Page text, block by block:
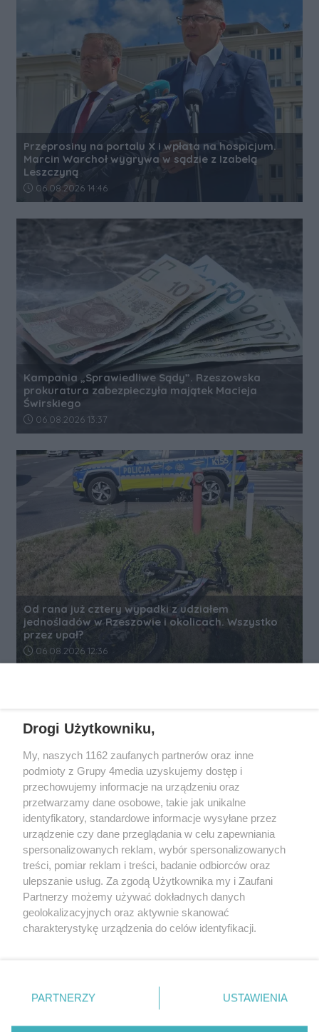
Przeprosiny na portalu X i wpłata na hospicjum.
Marcin Warchoł wygrywa w sądzie z Izabelą
Leszczyną
Data dodania artykułu:
06.08.2026 14:46
Kampania „Sprawiedliwe Sądy”. Rzeszowska
prokuratura zabezpieczyła majątek Macieja
Świrskiego
Data dodania artykułu:
06.08.2026 13:37
Od rana już cztery wypadki z udziałem
jednośladów w Rzeszowie i okolicach. Wszystko
przez upał?
Data dodania artykułu:
06.08.2026 12:36
Wydawcą rzeszow-info.pljest:
FUNDACJA MEDIÓW NIEZALEŻNYCH LIBERTAS
ul. Kopernika 10, 35-002 Rzeszów
e-mail:redakcja@rzeszow-info.pl
Zasady dodawania i publikacji komentarzy
Drogi Użytkowniku,
My, naszych 1162 zaufanych partnerów oraz inne
podmioty z Grupy 4media uzyskujemy dostęp i
przechowujemy informacje na urządzeniu oraz
przetwarzamy dane osobowe, takie jak unikalne
identyfikatory, standardowe informacje wysyłane przez
urządzenie czy dane przeglądania w celu zapewniania
spersonalizowanych reklam, wybór spersonalizowanych
treści, pomiar reklam i treści, badanie odbiorców oraz
ulepszanie usług. Za zgodą Użytkownika my i Zaufani
Partnerzy możemy używać dokładnych danych
geolokalizacyjnych oraz aktywnie skanować
charakterystykę urządzenia do celów identyfikacji.
zmienić/wycofać klikając przycisk ustawień prywatności
znajdujący się w lewym dolnym rogu strony
. Niektóre
PARTNERZY USTAWIENIA